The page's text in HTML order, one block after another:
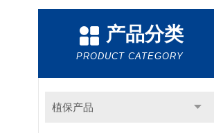
产品分类
PRODUCT CATEGORY
植保产品